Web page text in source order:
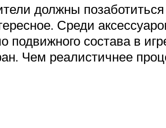
должны
Среди
состава в
Чем реалистичнее